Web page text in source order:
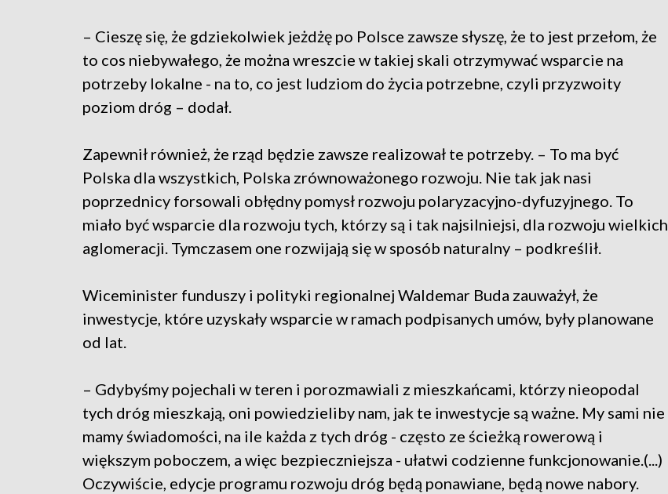
– Cieszę się, że gdziekolwiek jeżdżę po Polsce zawsze słyszę, że to jest przełom, że
to cos niebywałego, że można wreszcie w takiej skali otrzymywać wsparcie na
potrzeby lokalne - na to, co jest ludziom do życia potrzebne, czyli przyzwoity
poziom dróg – dodał.
Zapewnił również, że rząd będzie zawsze realizował te potrzeby. – To ma być
Polska dla wszystkich, Polska zrównoważonego rozwoju. Nie tak jak nasi
poprzednicy forsowali obłędny pomysł rozwoju polaryzacyjno-dyfuzyjnego. To
miało być wsparcie dla rozwoju tych, którzy są i tak najsilniejsi, dla rozwoju wielkich
aglomeracji. Tymczasem one rozwijają się w sposób naturalny – podkreślił.
Wiceminister funduszy i polityki regionalnej Waldemar Buda zauważył, że
inwestycje, które uzyskały wsparcie w ramach podpisanych umów, były planowane
od lat.
– Gdybyśmy pojechali w teren i porozmawiali z mieszkańcami, którzy nieopodal
tych dróg mieszkają, oni powiedzieliby nam, jak te inwestycje są ważne. My sami nie
mamy świadomości, na ile każda z tych dróg - często ze ścieżką rowerową i
większym poboczem, a więc bezpieczniejsza - ułatwi codzienne funkcjonowanie.(...)
Oczywiście, edycje programu rozwoju dróg będą ponawiane, będą nowe nabory.